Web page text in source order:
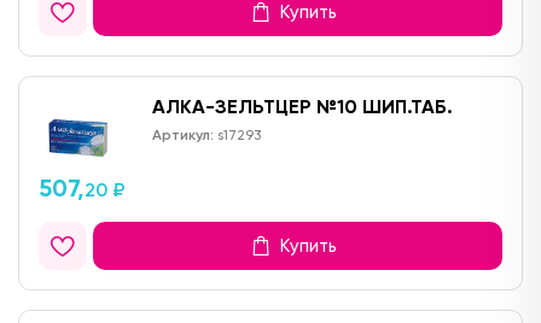
Купить
АЛКА-ЗЕЛЬТЦЕР №10 ШИП.ТАБ.
Артикул: s17293
507,20 ₽
Купить